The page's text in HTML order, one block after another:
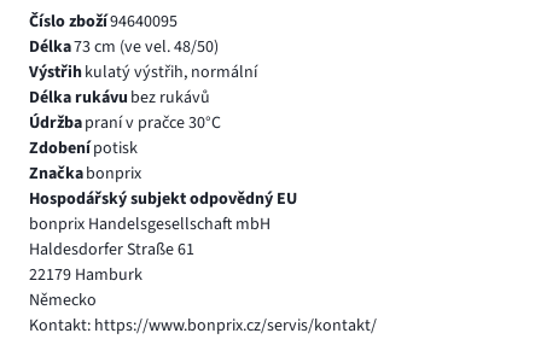
Číslo zboží94640095
Délka73 cm (ve vel. 48/50)
Výstřihkulatý výstřih, normální
Délka rukávu bez rukávů
Údržbapraní v pračce 30°C
Zdobenípotisk
Značkabonprix
Hospodářský subjekt odpovědný EU
bonprix Handelsgesellschaft mbH
Haldesdorfer Straße 61
22179 Hamburk
Německo
Kontakt: https://www.bonprix.cz/servis/kontakt/